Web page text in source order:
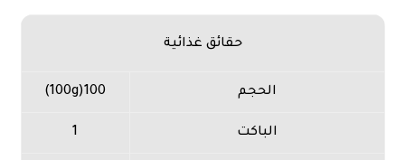
حقائق غذائية
الحجم 100(100g)
الباكت 1